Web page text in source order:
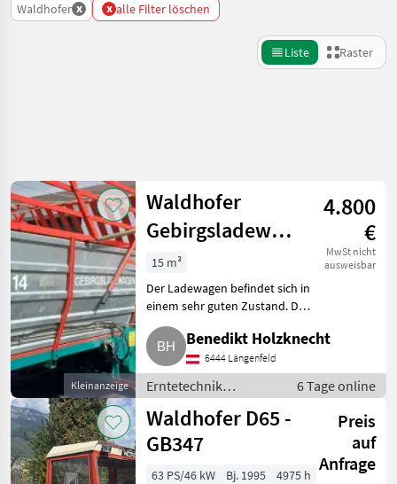
Waldhofer x x alle Filter löschen
Liste Raster
Kategorie 1 Land Filter
AKTUELLER
PFAD
Waldhofer
KATEGORIE
WÄHLEN
Landtechnik
MARKTPLATZ
Marktplatz Händlerangebote
Zurücksetzen
Ergebnisse
anzeigen
Kleinanzeige
Waldhofer
Gebirgsladewagen
LW 14
4.800
€
MwSt nicht
ausweisbar
15 m³
Der Ladewagen befindet sich in
einem sehr guten Zustand. Das
Getriebe wurde erneuert, alles
voll funktionsfähig. Passend zu
Aebi Transporter. Erntetechnik
Grünland L
Benedikt Holzknecht
6444 Längenfeld
Erntetechnik
Grünland /
Ladewagen
6 Tage online
Waldhofer D65 -
GB347
Preis
auf
Anfrage
63 PS/46 kW Bj. 1995
4975 h